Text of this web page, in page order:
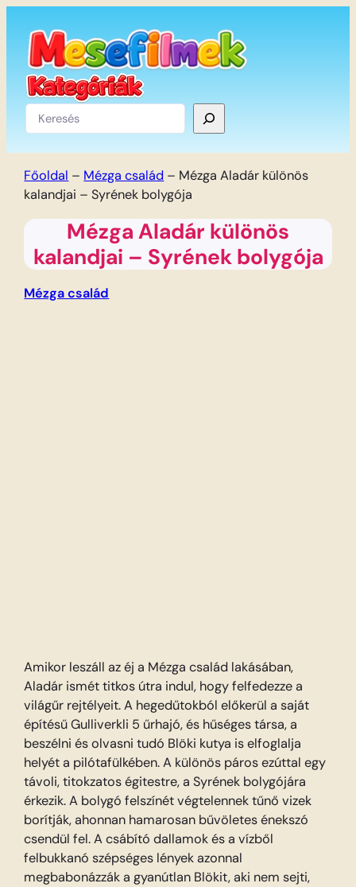
tartalomhoz
Keresés
Főoldal – Mézga család – Mézga Aladár különös
kalandjai – Syrének bolygója
Mézga Aladár különös
kalandjai – Syrének bolygója
Mézga család
Amikor leszáll az éj a Mézga család lakásában,
Aladár ismét titkos útra indul, hogy felfedezze a
világűr rejtélyeit. A hegedűtokból előkerül a saját
építésű Gulliverkli 5 űrhajó, és hűséges társa, a
beszélni és olvasni tudó Blöki kutya is elfoglalja
helyét a pilótafülkében. A különös páros ezúttal egy
távoli, titokzatos égitestre, a Syrének bolygójára
érkezik. A bolygó felszínét végtelennek tűnő vizek
borítják, ahonnan hamarosan bűvöletes énekszó
csendül fel. A csábító dallamok és a vízből
felbukkanó szépséges lények azonnal
megbabonázzák a gyanútlan Blökit, aki nem sejti,